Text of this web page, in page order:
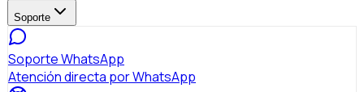
Soporte
Soporte WhatsApp
Atención directa por WhatsApp